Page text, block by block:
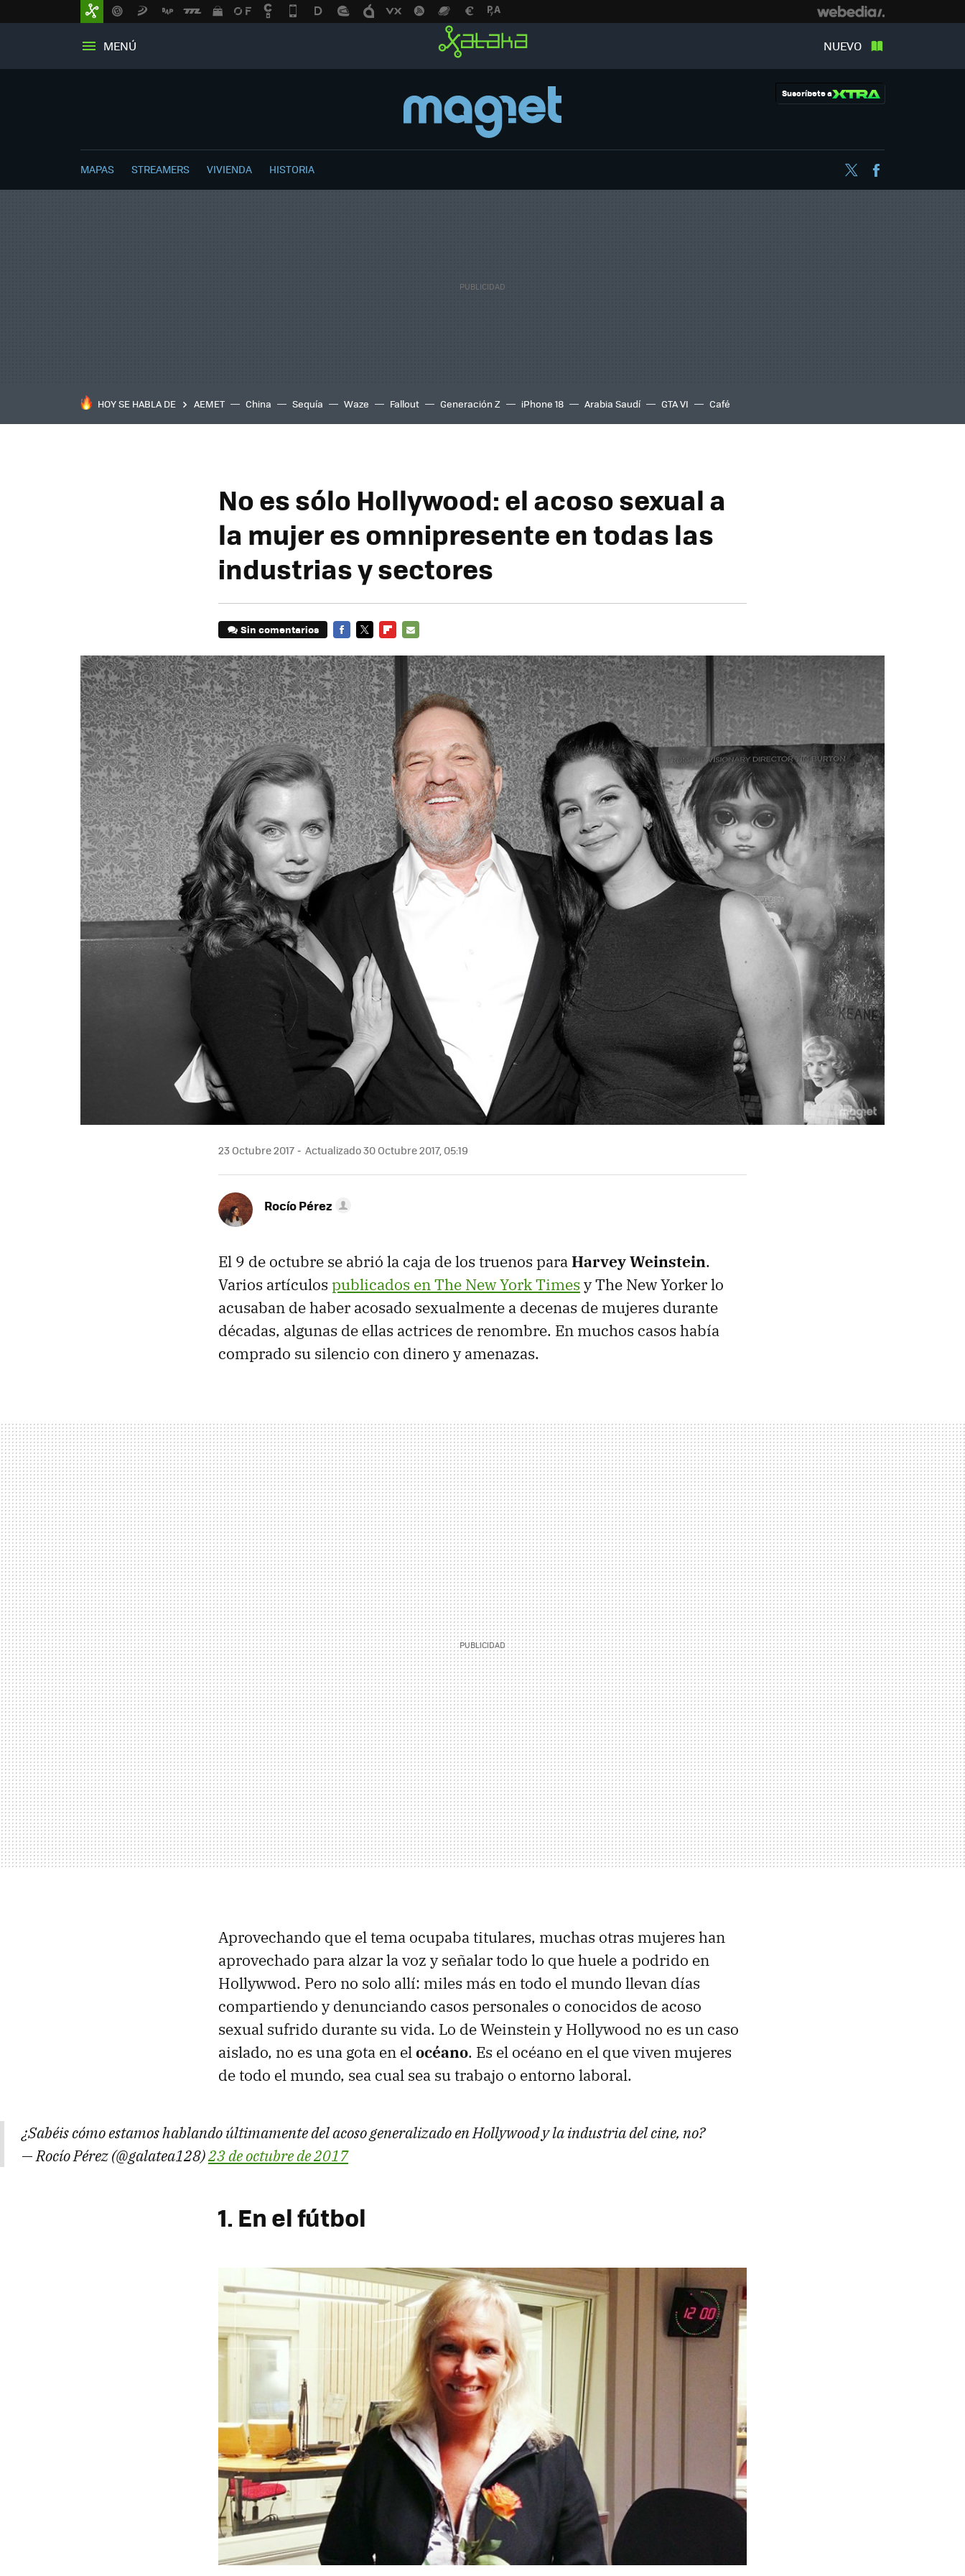
MENÚ NUEVO
Suscríbete a
MAPAS STREAMERS VIVIENDA HISTORIA Twitter
HOY SE HABLA DE AEMET China Sequía Waze Fallout Generación Z iPhone 18 Arabia Saudí GTA VI Café
No es sólo Hollywood: el acoso sexual a
la mujer es omnipresente en todas las
industrias y sectores
Sin comentarios
MAIL
23 Octubre 2017 Actualizado 30 Octubre 2017, 05:19
Rocío Pérez
El 9 de octubre se abrió la caja de los truenos paraHarvey Weinstein.
Varios artículos publicados en The New York Times y The New Yorker lo
acusaban de haber acosado sexualmente a decenas de mujeres durante
décadas, algunas de ellas actrices de renombre. En muchos casos había
comprado su silencio con dinero y amenazas.
Aprovechando que el tema ocupaba titulares, muchas otras mujeres han
aprovechado para alzar la voz y señalar todo lo que huele a podrido en
Hollywwod. Pero no solo allí: miles más en todo el mundo llevan días
compartiendo y denunciando casos personales o conocidos de acoso
sexual sufrido durante su vida. Lo de Weinstein y Hollywood no es un caso
aislado, no es una gota en elocéano. Es el océano en el que viven mujeres
de todo el mundo, sea cual sea su trabajo o entorno laboral.
¿Sabéis cómo estamos hablando últimamente del acoso generalizado en Hollywood y la industria del cine, no?
— Rocío Pérez (@galatea128)23 de octubre de 2017
1. En el fútbol